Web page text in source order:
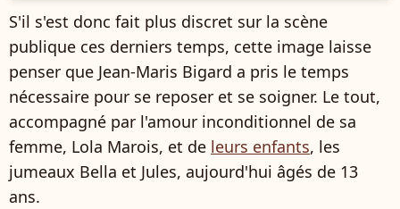
S'il s'est donc fait plus discret sur la scène
publique ces derniers temps, cette image laisse
penser que Jean-Maris Bigard a pris le temps
nécessaire pour se reposer et se soigner. Le tout,
accompagné par l'amour inconditionnel de sa
femme, Lola Marois, et de leurs enfants, les
jumeaux Bella et Jules, aujourd'hui âgés de 13
ans.